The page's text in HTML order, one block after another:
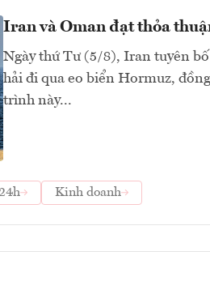
Iran và Oman đạt thỏa
Ngày thứ Tư (5/8), Iran tuyên
hải đi qua eo biển Hormuz,
trình này...
Kinh doanh